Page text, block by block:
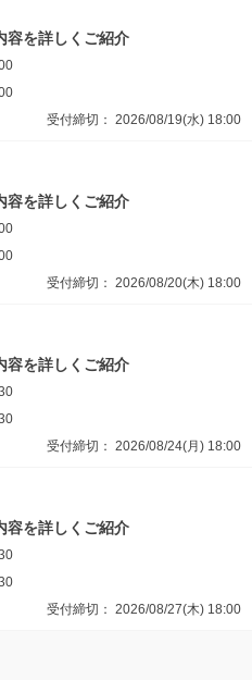
容を詳しくご紹介
受付締切： 2026/08/19(水) 18:00
容を詳しくご紹介
受付締切： 2026/08/20(木) 18:00
容を詳しくご紹介
受付締切： 2026/08/24(月) 18:00
容を詳しくご紹介
受付締切： 2026/08/27(木) 18:00